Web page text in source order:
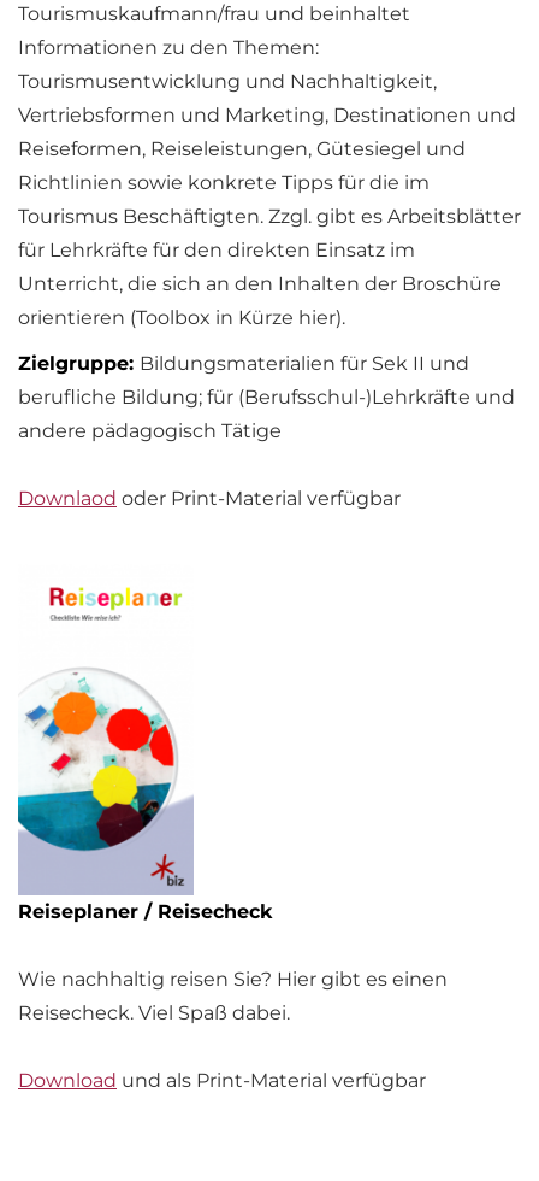
Tourismuskaufmann/frau und beinhaltet
Informationen zu den Themen:
Tourismusentwicklung und Nachhaltigkeit,
Vertriebsformen und Marketing, Destinationen und
Reiseformen, Reiseleistungen, Gütesiegel und
Richtlinien sowie konkrete Tipps für die im
Tourismus Beschäftigten. Zzgl. gibt es Arbeitsblätter
für Lehrkräfte für den direkten Einsatz im
Unterricht, die sich an den Inhalten der Broschüre
orientieren (Toolbox in Kürze hier).
Zielgruppe: Bildungsmaterialien für Sek II und
berufliche Bildung; für (Berufsschul-)Lehrkräfte und
andere pädagogisch Tätige
Downlaod oder Print-Material verfügbar
Reiseplaner / Reisecheck
Wie nachhaltig reisen Sie? Hier gibt es einen
Reisecheck. Viel Spaß dabei.
Download und als Print-Material verfügbar